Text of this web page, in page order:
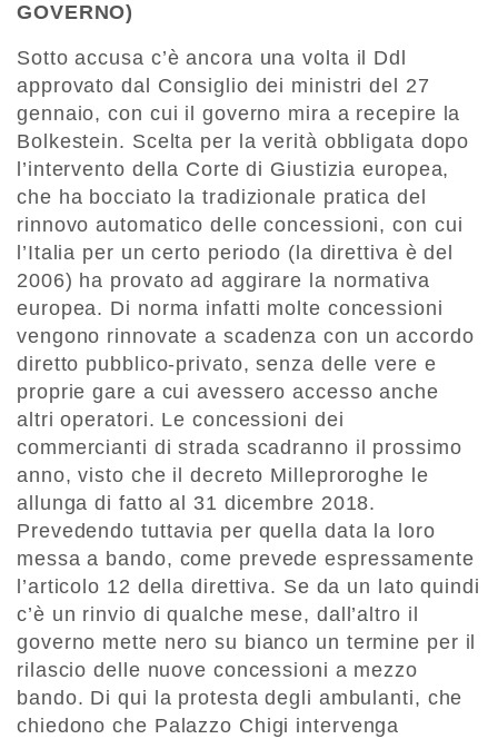
GOVERNO)
Sotto accusa c’è ancora una volta il Ddl
approvato dal Consiglio dei ministri del 27
gennaio, con cui il governo mira a recepire la
Bolkestein. Scelta per la verità obbligata dopo
l’intervento della Corte di Giustizia europea,
che ha bocciato la tradizionale pratica del
rinnovo automatico delle concessioni, con cui
l’Italia per un certo periodo (la direttiva è del
2006) ha provato ad aggirare la normativa
europea. Di norma infatti molte concessioni
vengono rinnovate a scadenza con un accordo
diretto pubblico-privato, senza delle vere e
proprie gare a cui avessero accesso anche
altri operatori. Le concessioni dei
commercianti di strada scadranno il prossimo
anno, visto che il decreto Milleproroghe le
allunga di fatto al 31 dicembre 2018.
Prevedendo tuttavia per quella data la loro
messa a bando, come prevede espressamente
l’articolo 12 della direttiva. Se da un lato quindi
c’è un rinvio di qualche mese, dall’altro il
governo mette nero su bianco un termine per il
rilascio delle nuove concessioni a mezzo
bando. Di qui la protesta degli ambulanti, che
chiedono che Palazzo Chigi intervenga